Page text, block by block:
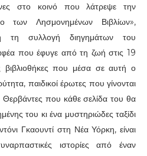
στο κοινό που λάτρεψε την
των Λησμονημένων Βιβλίων»,
τη συλλογή διηγημάτων του
που έφυγε από τη ζωή στις 19
βιβλιοθήκες που μέσα σε αυτή ο
παιδικοί έρωτες που γίνονται
Θερβάντες που κάθε σελίδα του θα
του κι ένα μυστηριώδες ταξίδι
Γκαουντί στη Νέα Υόρκη, είναι
ιστορίες από έναν